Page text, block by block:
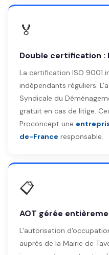
🏅
Double certification :
La certification ISO 9001
indépendants réguliers.
Syndicale du
gratuit en cas de litige.
Proconcept une
de-France responsable.
📋
AOT gérée
L'autorisation
auprès de la Mairie de